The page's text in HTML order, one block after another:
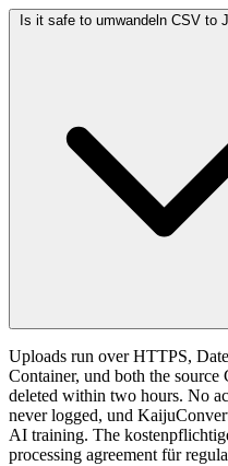
Is it safe to umwandeln CSV to
Uploads run over HTTPS,
Container, und both the
deleted within two hours. No
never logged, und
AI training. The
processing agreement für